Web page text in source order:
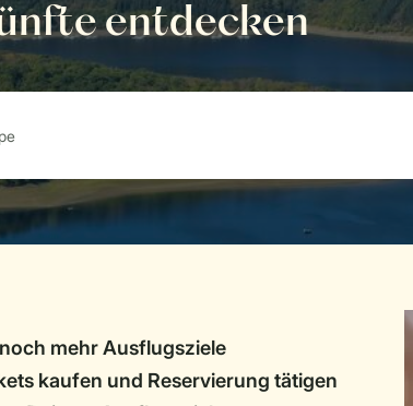
entdecken